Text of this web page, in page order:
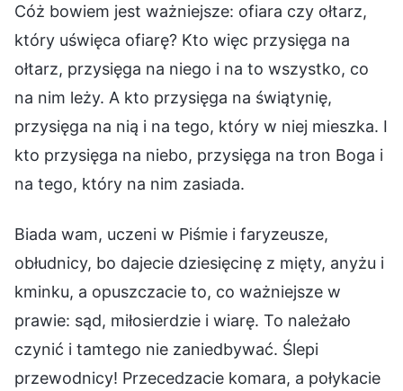
Cóż bowiem jest ważniejsze: ofiara czy ołtarz,
który uświęca ofiarę? Kto więc przysięga na
ołtarz, przysięga na niego i na to wszystko, co
na nim leży. A kto przysięga na świątynię,
przysięga na nią i na tego, który w niej mieszka. I
kto przysięga na niebo, przysięga na tron Boga i
na tego, który na nim zasiada.
Biada wam, uczeni w Piśmie i faryzeusze,
obłudnicy, bo dajecie dziesięcinę z mięty, anyżu i
kminku, a opuszczacie to, co ważniejsze w
prawie: sąd, miłosierdzie i wiarę. To należało
czynić i tamtego nie zaniedbywać. Ślepi
przewodnicy! Przecedzacie komara, a połykacie